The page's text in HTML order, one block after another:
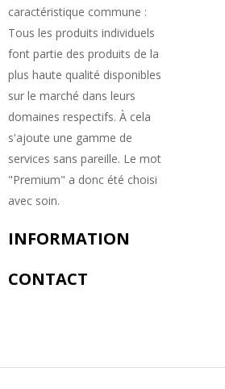
caractéristique commune :
Tous les produits individuels
font partie des produits de la
plus haute qualité disponibles
sur le marché dans leurs
domaines respectifs. À cela
s'ajoute une gamme de
services sans pareille. Le mot
"Premium" a donc été choisi
avec soin.
INFORMATION
CONTACT